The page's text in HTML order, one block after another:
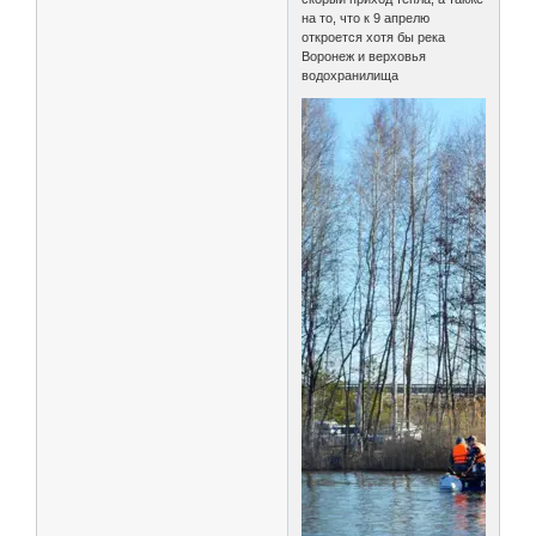
на то, что к 9 апрелю
откроется хотя бы река
Воронеж и верховья
водохранилища